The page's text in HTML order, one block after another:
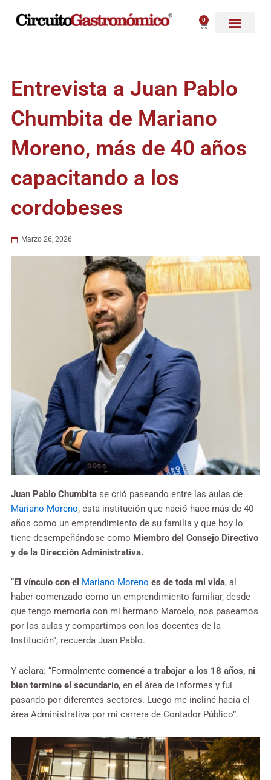
0
Carrito
Entrevista a Juan Pablo
Chumbita de Mariano
Moreno, más de 40 años
capacitando a los
cordobeses
Marzo 26, 2026
Juan Pablo Chumbita se crió paseando entre las aulas de
Mariano Moreno, esta institución que nació hace más de 40
años como un emprendimiento de su familia y que hoy lo
tiene desempeñándose como Miembro del Consejo Directivo
y de la Dirección Administrativa.
“El vínculo con el Mariano Moreno es de toda mi vida, al
haber comenzado como un emprendimiento familiar, desde
que tengo memoria con mi hermano Marcelo, nos paseamos
por las aulas y compartimos con los docentes de la
Institución”, recuerda Juan Pablo.
Y aclara: “Formalmente comencé a trabajar a los 18 años, ni
bien termine el secundario, en el área de informes y fui
pasando por diferentes sectores. Luego me incliné hacia el
área Administrativa por mi carrera de Contador Público”.